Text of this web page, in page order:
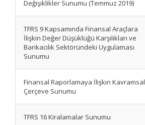
Değişiklikler Sunumu (Temmuz 2019)
TFRS 9 Kapsamında Finansal Araçlara
İlişkin Değer Düşüklüğü Karşılıkları ve
Bankacılık Sektöründeki Uygulaması
Sunumu
Finansal Raporlamaya İlişkin Kavramsal
Çerçeve Sunumu
TFRS 16 Kiralamalar Sunumu